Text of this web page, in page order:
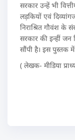
सरकार उन्हें भी
लड़कियों एवं
निराश्रित गौवंश के
सरकार की इन्हीं जन
सौंपी है। इस पुस्तक
( लेखक- मीडिया